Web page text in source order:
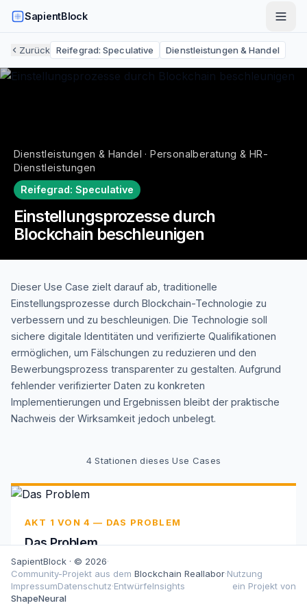
SapientBlock
Zurück Reifegrad:Speculative Dienstleistungen & Handel
Dienstleistungen & Handel · Personalberatung & HR-
Dienstleistungen
Reifegrad: Speculative
Einstellungsprozesse durch
Blockchain beschleunigen
Dieser Use Case zielt darauf ab, traditionelle
Einstellungsprozesse durch Blockchain-Technologie zu
verbessern und zu beschleunigen. Die Technologie soll
sichere digitale Identitäten und verifizierte Qualifikationen
ermöglichen, um Fälschungen zu reduzieren und den
Bewerbungsprozess transparenter zu gestalten. Aufgrund
fehlender verifizierter Daten zu konkreten
Implementierungen und Ergebnissen bleibt der praktische
Nachweis der Wirksamkeit jedoch unbelegt.
4 Stationen dieses Use Cases
AKT 1 VON 4 — DAS PROBLEM
Das Problem
Traditionelle Einstellungsprozesse leiden unter
fragmentierten Daten, zeitaufwändigen Verifizierungen
und dem Risiko gefälschter Qualifikationsnachweise.
SapientBlock · © 2026·
Community-Projekt aus dem Blockchain Reallabor·Nutzung
ImpressumDatenschutz·EntwürfeInsights
ein Projekt von
ShapeNeural